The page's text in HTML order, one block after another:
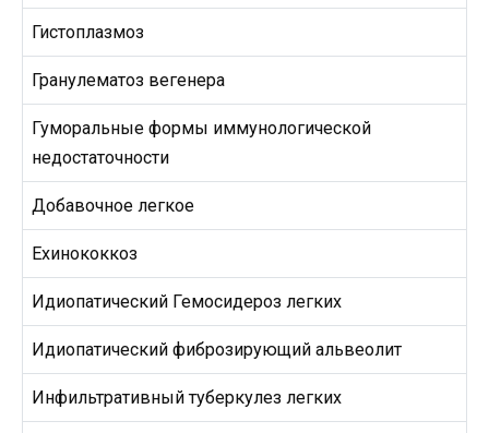
Гистоплазмоз
Гранулематоз вегенера
Гуморальные формы иммунологической
недостаточности
Добавочное легкое
Ехинококкоз
Идиопатический Гемосидероз легких
Идиопатический фиброзирующий альвеолит
Инфильтративный туберкулез легких